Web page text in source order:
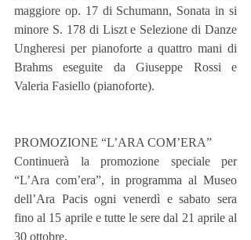
maggiore op. 17 di Schumann, Sonata in si
minore S. 178 di Liszt e Selezione di Danze
Ungheresi per pianoforte a quattro mani di
Brahms eseguite da Giuseppe Rossi e
Valeria Fasiello (pianoforte).
PROMOZIONE “L’ARA COM’ERA”
Continuerà la promozione speciale per
“L’Ara com’era”, in programma al Museo
dell’Ara Pacis ogni venerdì e sabato sera
fino al 15 aprile e tutte le sere dal 21 aprile al
30 ottobre.